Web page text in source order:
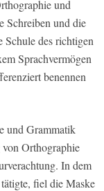
und
Schreiben und die
Schule des richtigen
Sprachvermögen
benennen
und Grammatik
Orthographie
In dem
fiel die Maske